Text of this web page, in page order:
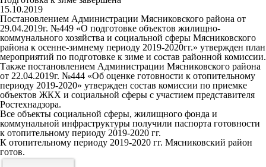
15.10.2019
Постановлением Администрации Мясниковского района от
29.04.2019г. №449 «О подготовке объектов жилищно-
коммунального хозяйства и социальной сферы Мясниковского
района к осенне-зимнему периоду 2019-2020гг.» утвержден план
мероприятий по подготовке к зиме и состав районной комиссии.
Также постановлением Администрации Мясниковского района
от 22.04.2019г. №444 «Об оценке готовности к отопительному
периоду 2019-2020» утвержден состав комиссии по приемке
объектов ЖКХ и социальной сферы с участием представителя
Ростехнадзора.
Все объекты социальной сферы, жилищного фонда и
коммунальной инфраструктуры получили паспорта готовности
к отопительному периоду 2019-2020 гг.
К отопительному периоду 2019-2020 гг. Мясниковский район
готов.